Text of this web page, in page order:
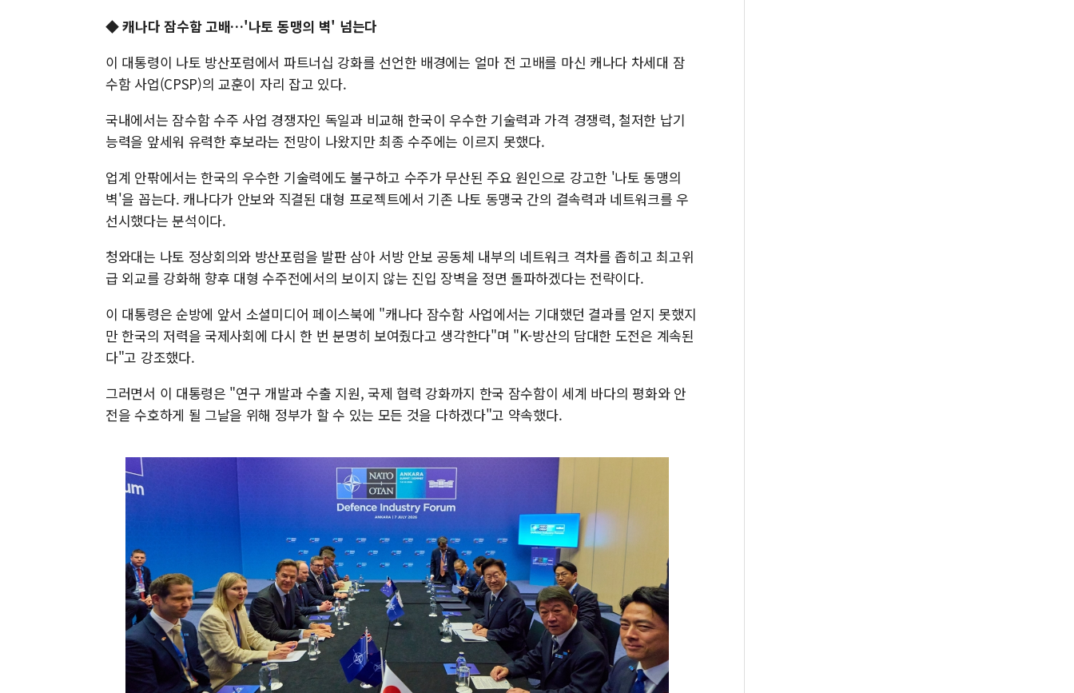
◆ 캐나다 잠수함 고배…'나토 동맹의 벽' 넘는다
이 대통령이 나토 방산포럼에서 파트너십 강화를 선언한 배경에는 얼마 전 고배를 마신 캐나다 차세대 잠
수함 사업(CPSP)의 교훈이 자리 잡고 있다.
국내에서는 잠수함 수주 사업 경쟁자인 독일과 비교해 한국이 우수한 기술력과 가격 경쟁력, 철저한 납기
능력을 앞세워 유력한 후보라는 전망이 나왔지만 최종 수주에는 이르지 못했다.
업계 안팎에서는 한국의 우수한 기술력에도 불구하고 수주가 무산된 주요 원인으로 강고한 '나토 동맹의
벽'을 꼽는다. 캐나다가 안보와 직결된 대형 프로젝트에서 기존 나토 동맹국 간의 결속력과 네트워크를 우
선시했다는 분석이다.
청와대는 나토 정상회의와 방산포럼을 발판 삼아 서방 안보 공동체 내부의 네트워크 격차를 좁히고 최고위
급 외교를 강화해 향후 대형 수주전에서의 보이지 않는 진입 장벽을 정면 돌파하겠다는 전략이다.
이 대통령은 순방에 앞서 소셜미디어 페이스북에 "캐나다 잠수함 사업에서는 기대했던 결과를 얻지 못했지
만 한국의 저력을 국제사회에 다시 한 번 분명히 보여줬다고 생각한다"며 "K-방산의 담대한 도전은 계속된
다"고 강조했다.
그러면서 이 대통령은 "연구 개발과 수출 지원, 국제 협력 강화까지 한국 잠수함이 세계 바다의 평화와 안
전을 수호하게 될 그날을 위해 정부가 할 수 있는 모든 것을 다하겠다"고 약속했다.